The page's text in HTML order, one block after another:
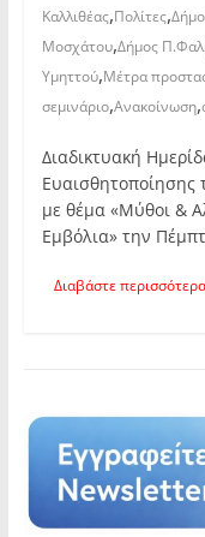
Καλλιθέας,Πολίτες,
Μοσχάτου,Δήμος
Υμηττού,Μέτρα
σεμινάριο,Ανακοίνωση,
Διαδικτυακή
Ευαισθητοποίησης
με θέμα «Μύθοι &
Εμβόλια» την
Διαβάστε